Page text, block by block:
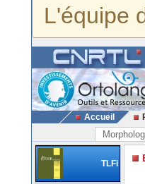
L'équipe
Accueil
TLFi